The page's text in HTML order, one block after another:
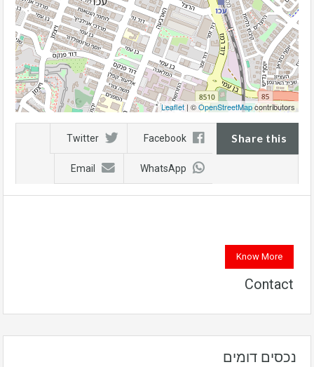
Leaflet | ©OpenStreetMapcontributors
Share this
Facebook
Twitter
WhatsApp
Email
Know More
Contact
נכסים דומים